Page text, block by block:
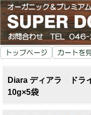
Diara ディアラ ドラ
10g×5袋